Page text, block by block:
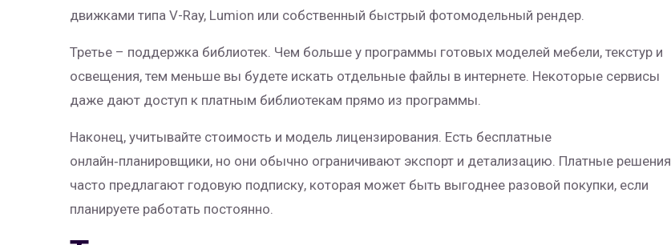
движками типа V-Ray, Lumion или собственный быстрый фотомодельный рендер.
Третье – поддержка библиотек. Чем больше у программы готовых моделей мебели, текстур и
освещения, тем меньше вы будете искать отдельные файлы в интернете. Некоторые сервисы
даже дают доступ к платным библиотекам прямо из программы.
Наконец, учитывайте стоимость и модель лицензирования. Есть бесплатные
онлайн‑планировщики, но они обычно ограничивают экспорт и детализацию. Платные решения
часто предлагают годовую подписку, которая может быть выгоднее разовой покупки, если
планируете работать постоянно.